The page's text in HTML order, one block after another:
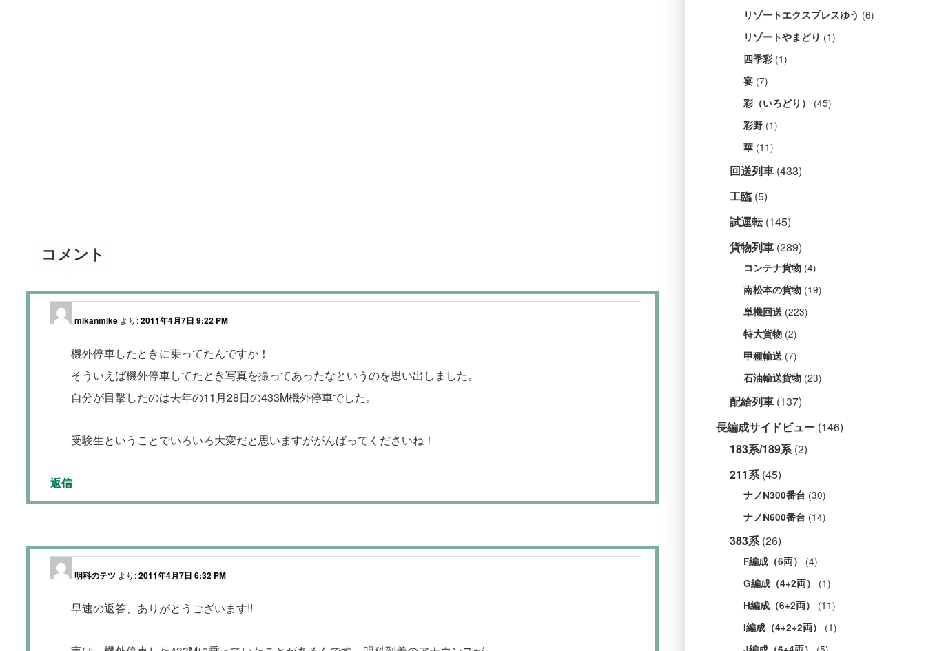
コメント
mikanmike より:2011年4月7日 9:22 PM
機外停車したときに乗ってたんですか！
そういえば機外停車してたとき写真を撮ってあったなというのを思い出しました。
自分が目撃したのは去年の11月28日の433M機外停車でした。
受験生ということでいろいろ大変だと思いますががんばってくださいね！
返信
明科のテツ より:2011年4月7日 6:32 PM
早速の返答、ありがとうございます!!
リゾートエクスプレスゆう (6)
リゾートやまどり (1)
四季彩 (1)
宴 (7)
彩（いろどり） (45)
彩野 (1)
華 (11)
回送列車 (433)
工臨 (5)
試運転(145)
貨物列車 (289)
コンテナ貨物 (4)
南松本の貨物 (19)
単機回送 (223)
特大貨物 (2)
甲種輸送 (7)
石油輸送貨物 (23)
配給列車 (137)
長編成サイドビュー (146)
183系/189系(2)
211系(45)
ナノN300番台 (30)
ナノN600番台 (14)
383系(26)
F編成（6両） (4)
G編成（4+2両） (1)
H編成（6+2両） (11)
I編成（4+2+2両） (1)